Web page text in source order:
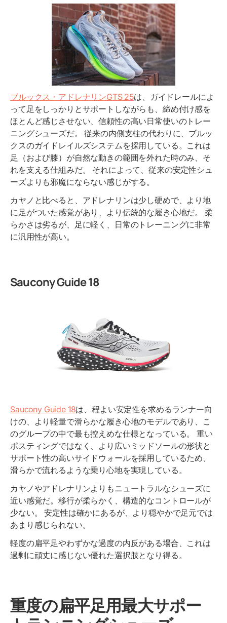
ブルックス・アドレナリンGTS 25は、ガイドレールによ
って足をしっかりとサポートしながらも、締め付け感を
ほとんど感じさせない、信頼性の高い日常使いのトレー
ニングシューズだ。 従来の内側支柱の代わりに、ブルッ
クスのガイドレイルズシステムを採用している。これは
足（および膝）が自然な動きの範囲を外れた時のみ、そ
れを支える仕組みだ。 それによって、従来の安定性シュ
ーズよりも邪魔にならない感じがする。
カヤノと比べると、アドレナリンは少し硬めで、より地
に足がついた感覚があり、より伝統的な履き心地だ。 柔
らかさは劣るが、足に軽く、日常のトレーニングに非常
に汎用性が高い。
Saucony Guide 18
Saucony Guide 18は、程よい安定性を求めるランナー向
けの、より軽量で滑らかな履き心地のモデルであり、こ
のグループの中で最も控えめな仕様となっている。 重い
ポスティングではなく、より広いミッドソールの形状と
サポート性の高いサイドウォールを採用しているため、
滑らかで流れるような乗り心地を実現している。
カヤノやアドレナリンよりもニュートラルなシューズに
近い感覚だ。移行が柔らかく、構造的なコントロールが
少ない。 安定性は確かにあるが、より穏やかで足元では
あまり感じられない。
軽度の扁平足やわずかな過度の内反がある場合、これは
過剰に頑丈に感じない優れた選択肢となり得る。
重度の扁平足用最大サポー